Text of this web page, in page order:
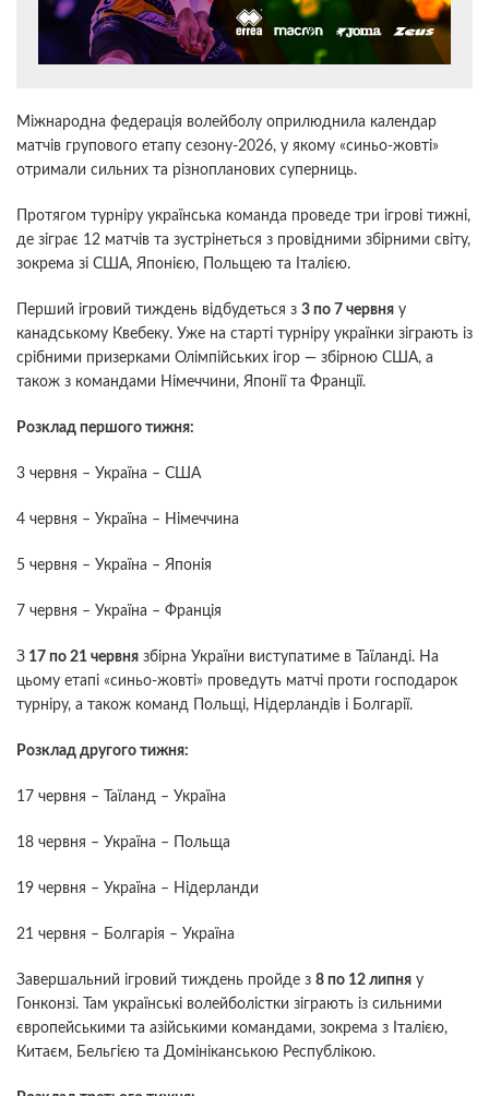
Міжнародна федерація волейболу оприлюднила календар
матчів групового етапу сезону-2026, у якому «синьо-жовті»
отримали сильних та різнопланових суперниць.
Протягом турніру українська команда проведе три ігрові тижні,
де зіграє 12 матчів та зустрінеться з провідними збірними світу,
зокрема зі США, Японією, Польщею та Італією.
Перший ігровий тиждень відбудеться з 3 по 7 червня у
канадському Квебеку. Уже на старті турніру українки зіграють із
срібними призерками Олімпійських ігор — збірною США, а
також з командами Німеччини, Японії та Франції.
Розклад першого тижня:
3 червня – Україна – США
4 червня – Україна – Німеччина
5 червня – Україна – Японія
7 червня – Україна – Франція
З 17 по 21 червня збірна України виступатиме в Таїланді. На
цьому етапі «синьо-жовті» проведуть матчі проти господарок
турніру, а також команд Польщі, Нідерландів і Болгарії.
Розклад другого тижня:
17 червня – Таїланд – Україна
18 червня – Україна – Польща
19 червня – Україна – Нідерланди
21 червня – Болгарія – Україна
Завершальний ігровий тиждень пройде з 8 по 12 липня у
Гонконзі. Там українські волейболістки зіграють із сильними
європейськими та азійськими командами, зокрема з Італією,
Китаєм, Бельгією та Домініканською Республікою.